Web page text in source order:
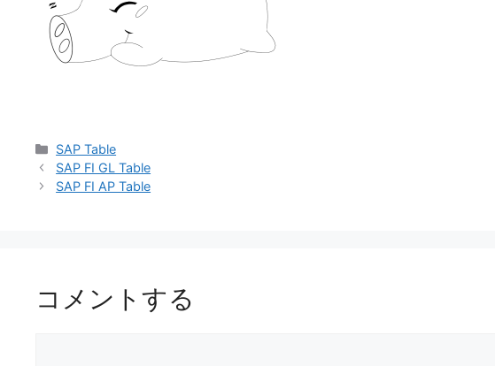
カ
テ
ゴ
SAP Table
投
稿
ョ
SAP FI GL Table
SAP FI AP Table
コメントする